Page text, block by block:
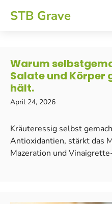
InhaltSTB Grave
Warum
Salate und Körper
hält.
April 24, 2026
Kräuteressig selbst
Antioxidantien, stärkt das
Mazeration und